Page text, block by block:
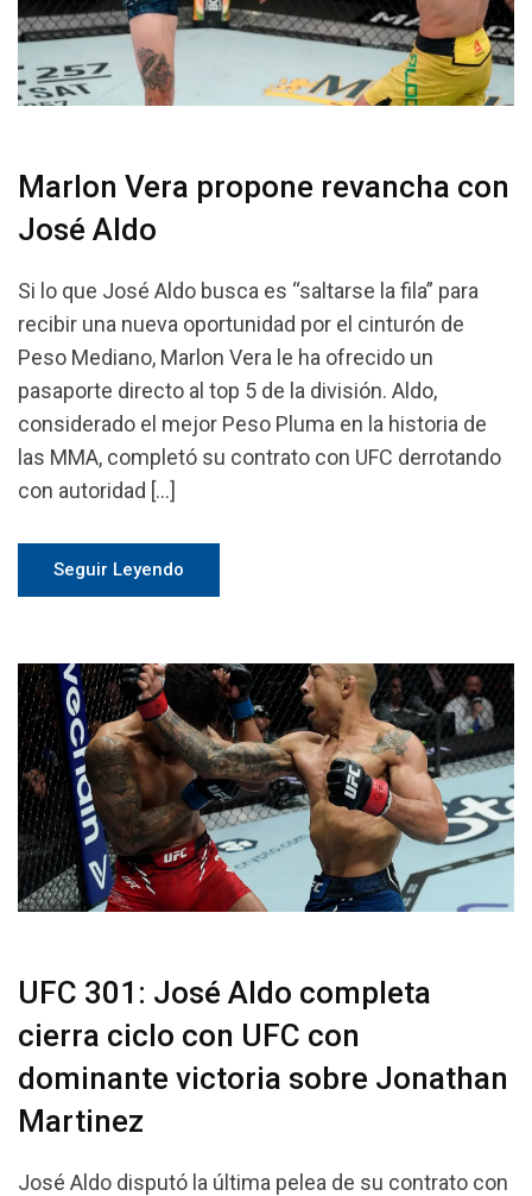
Marlon Vera propone revancha con
José Aldo
Si lo que José Aldo busca es “saltarse la fila” para
recibir una nueva oportunidad por el cinturón de
Peso Mediano, Marlon Vera le ha ofrecido un
pasaporte directo al top 5 de la división. Aldo,
considerado el mejor Peso Pluma en la historia de
las MMA, completó su contrato con UFC derrotando
con autoridad […]
Seguir Leyendo
UFC 301: José Aldo completa
cierra ciclo con UFC con
dominante victoria sobre Jonathan
Martinez
José Aldo disputó la última pelea de su contrato con